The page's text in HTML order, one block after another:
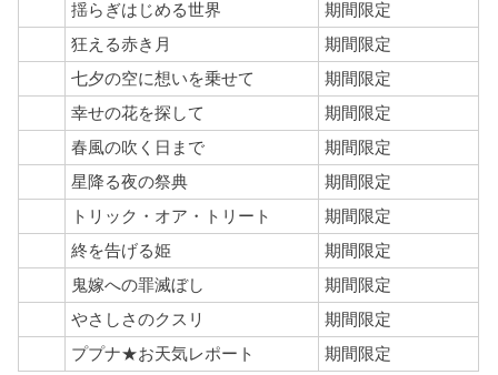
揺らぎはじめる世界
期間限定
狂える赤き月
期間限定
七夕の空に想いを乗せて
期間限定
幸せの花を探して
期間限定
春風の吹く日まで
期間限定
星降る夜の祭典
期間限定
トリック・オア・トリート
期間限定
終を告げる姫
期間限定
鬼嫁への罪滅ぼし
期間限定
やさしさのクスリ
期間限定
ププナ★お天気レポート
期間限定